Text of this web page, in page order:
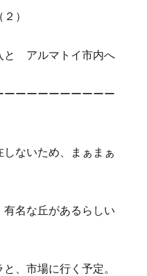
）
と アルマトイ市内へ
ーーーーーーーーー
ないため、まぁまぁ
名な丘があるらしい
、市場に行く予定。